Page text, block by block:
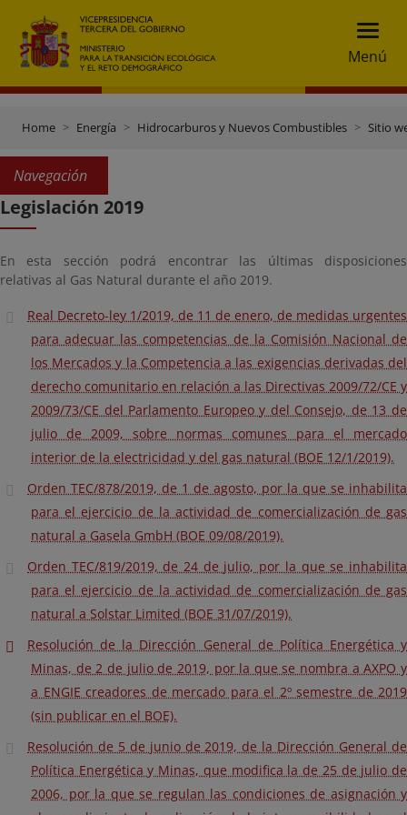
Menú
Home Energía Hidrocarburos y Nuevos Combustibles Sitio
Navegación
Legislación 2019
En esta sección podrá encontrar las últimas disposiciones
relativas al Gas Natural durante el año 2019.
Real Decreto-ley 1/2019, de 11 de enero, de medidas urgentes
para adecuar las competencias de la Comisión Nacional de
los Mercados y la Competencia a las exigencias derivadas del
derecho comunitario en relación a las Directivas 2009/72/CE y
2009/73/CE del Parlamento Europeo y del Consejo, de 13 de
julio de 2009, sobre normas comunes para el mercado
interior de la electricidad y del gas natural (BOE 12/1/2019).
Orden TEC/878/2019, de 1 de agosto, por la que se inhabilita
para el ejercicio de la actividad de comercialización de gas
natural a Gasela GmbH (BOE 09/08/2019).
Orden TEC/819/2019, de 24 de julio, por la que se inhabilita
para el ejercicio de la actividad de comercialización de gas
natural a Solstar Limited (BOE 31/07/2019).
Resolución de la Dirección General de Política Energética y
Minas, de 2 de julio de 2019, por la que se nombra a AXPO y
a ENGIE creadores de mercado para el 2º semestre de 2019
(sin publicar en el BOE).
Resolución de 5 de junio de 2019, de la Dirección General de
Política Energética y Minas, que modifica la de 25 de julio de
2006, por la que se regulan las condiciones de asignación y